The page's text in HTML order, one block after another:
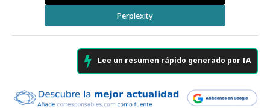
Perplexity
Lee un resumen rápido generado por IA